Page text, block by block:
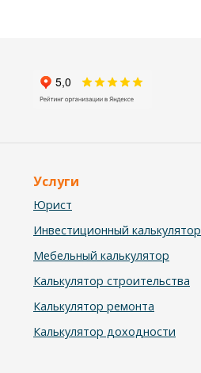
Услуги
Юрист
Инвестиционный калькулятор
Мебельный калькулятор
Калькулятор строительства
Калькулятор ремонта
Калькулятор доходности